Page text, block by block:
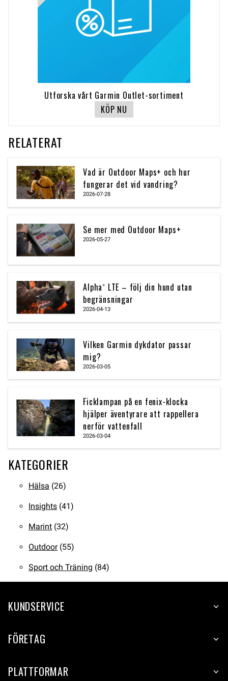
Utforska vårt Garmin Outlet-sortiment
KÖP NU
RELATERAT
Vad är Outdoor Maps+ och hur
fungerar det vid vandring?
2026-07-28
Se mer med Outdoor Maps+
2026-05-27
Alpha® LTE – följ din hund utan
begränsningar
2026-04-13
Vilken Garmin dykdator passar
mig?
2026-03-05
Ficklampan på en fenix-klocka
hjälper äventyrare att rappellera
nerför vattenfall
2026-03-04
KATEGORIER
Hälsa (26)
Insights (41)
Marint (32)
Outdoor(55)
Sport och Träning (84)
KUNDSERVICE
FÖRETAG
PLATTFORMAR